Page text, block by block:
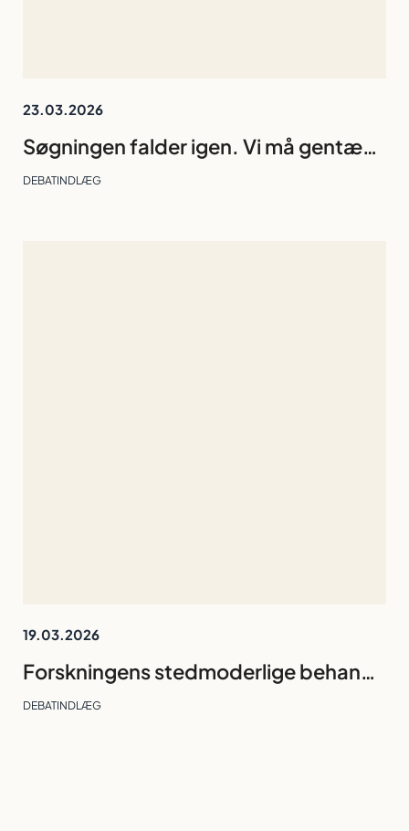
23.03.2026
Søgningen falder igen. Vi må gentænke fortællingen om humaniora
DEBATINDLÆG
19.03.2026
Forskningens stedmoderlige behandling i valgkampen ender med at true Danmarks fremtid
DEBATINDLÆG